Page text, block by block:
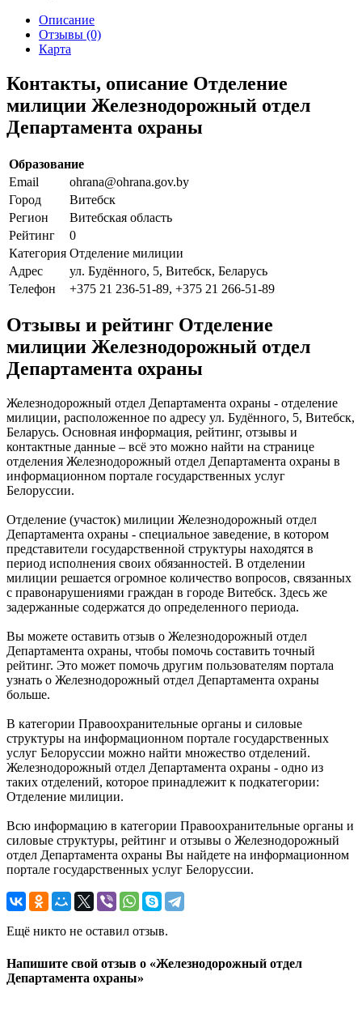
Описание
Отзывы (0)
Карта
Контакты, описание Отделение
милиции Железнодорожный отдел
Департамента охраны
Образование
Email
ohrana@ohrana.gov.by
Город
Витебск
Регион
Витебская область
Рейтинг
0
Категория Отделение милиции
Адрес
ул. Будённого, 5, Витебск, Беларусь
Телефон
+375 21 236-51-89, +375 21 266-51-89
Отзывы и рейтинг Отделение
милиции Железнодорожный отдел
Департамента охраны
Железнодорожный отдел Департамента охраны - отделение
милиции, расположенное по адресу ул. Будённого, 5, Витебск,
Беларусь. Основная информация, рейтинг, отзывы и
контактные данные – всё это можно найти на странице
отделения Железнодорожный отдел Департамента охраны в
информационном портале государственных услуг
Белоруссии.
Отделение (участок) милиции Железнодорожный отдел
Департамента охраны - специальное заведение, в котором
представители государственной структуры находятся в
период исполнения своих обязанностей. В отделении
милиции решается огромное количество вопросов, связанных
с правонарушениями граждан в городе Витебск. Здесь же
задержанные содержатся до определенного периода.
Вы можете оставить отзыв о Железнодорожный отдел
Департамента охраны, чтобы помочь составить точный
рейтинг. Это может помочь другим пользователям портала
узнать о Железнодорожный отдел Департамента охраны
больше.
В категории Правоохранительные органы и силовые
структуры на информационном портале государственных
услуг Белоруссии можно найти множество отделений.
Железнодорожный отдел Департамента охраны - одно из
таких отделений, которое принадлежит к подкатегории:
Отделение милиции.
Всю информацию в категории Правоохранительные органы и
силовые структуры, рейтинг и отзывы о Железнодорожный
отдел Департамента охраны Вы найдете на информационном
портале государственных услуг Белоруссии.
Ещё никто не оставил отзыв.
Напишите свой отзыв о «Железнодорожный отдел
Департамента охраны»